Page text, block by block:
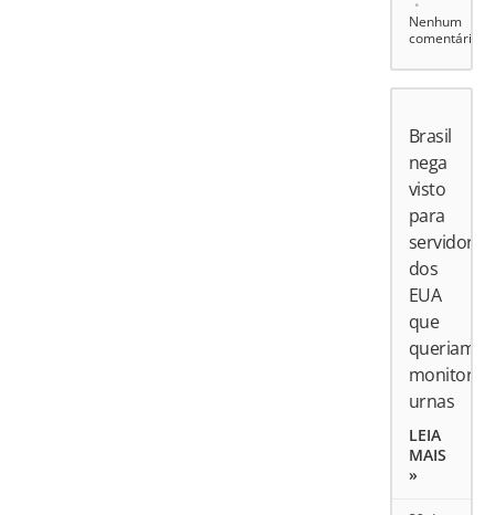
Nenhum
comentário
Brasil
nega
visto
para
servidores
dos
EUA
que
queriam
monitorar
urnas
LEIA
MAIS
»